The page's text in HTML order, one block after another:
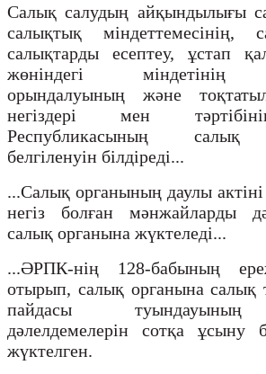
Салық салудың айқындылығы
салықтық міндеттемесінің,
салықтарды есептеу, ұстап
жөніндегі міндетінің
орындалуының және
негіздері мен
Республикасының салық
белгіленуін білдіреді...
...Салық органының даулы
негіз болған мәнжайларды
салық органына жүктеледі...
...ӘРПК-нің 128-бабының
отырып, салық органына салық
пайдасы туындауының
дәлелдемелерін сотқа ұсыну
жүктелген.